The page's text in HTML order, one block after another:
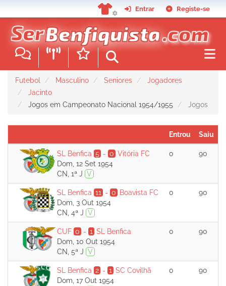
para
conteúdo
principal
Entrar Registe-se
Futebol Masculino Seniores
Jogadores
Jacinto
Jogos em Campeonato Nacional 1954/1955
Jogos
Entrou Saiu
SL Benfica 5 - 0 Vitória FC
Dom, 12 Set 1954
CN, 1ª J V
0 90
SL Benfica 11 - 0
Boavista FC
Dom, 3 Out 1954
CN, 4ª J V
0 90
CUF 0 - 1 SL Benfica
Dom, 10 Out 1954
CN, 5ª J V
0 90
SL Benfica 2- 1 SC Covilhã
Dom, 17 Out 1954
0 90